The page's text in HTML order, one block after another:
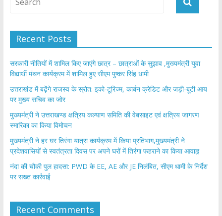
o
Recent Posts
सरकारी नीतियों में शामिल किए जाएंगे छात्र – छात्राओं के सुझाव ,मुख्यमंत्री युवा
विद्यार्थी मंथन कार्यक्रम में शामिल हुए सीएम पुष्कर सिंह धामी
उत्तराखंड में बढ़ेंगे राजस्व के स्रोत: इको-टूरिज्म, कार्बन क्रेडिट और जड़ी-बूटी आय
पर मुख्य सचिव का जोर
मुख्यमंत्री ने उत्तराखण्ड क्षत्रिय कल्याण समिति की वेबसाइट एवं क्षत्रिय जागरण
स्मारिका का किया विमोचन
मुख्यमंत्री ने हर घर तिरंगा यात्रा कार्यक्रम में किया प्रतिभाग,मुख्यमंत्री ने
प्रदेशवासियों से स्वतंत्रता दिवस पर अपने घरों में तिरंगा फहराने का किया आवाह्न
नंदा की चौकी पुल हादसा: PWD के EE, AE और JE निलंबित, सीएम धामी के निर्देश
पर सख्त कार्रवाई
Recent Comments